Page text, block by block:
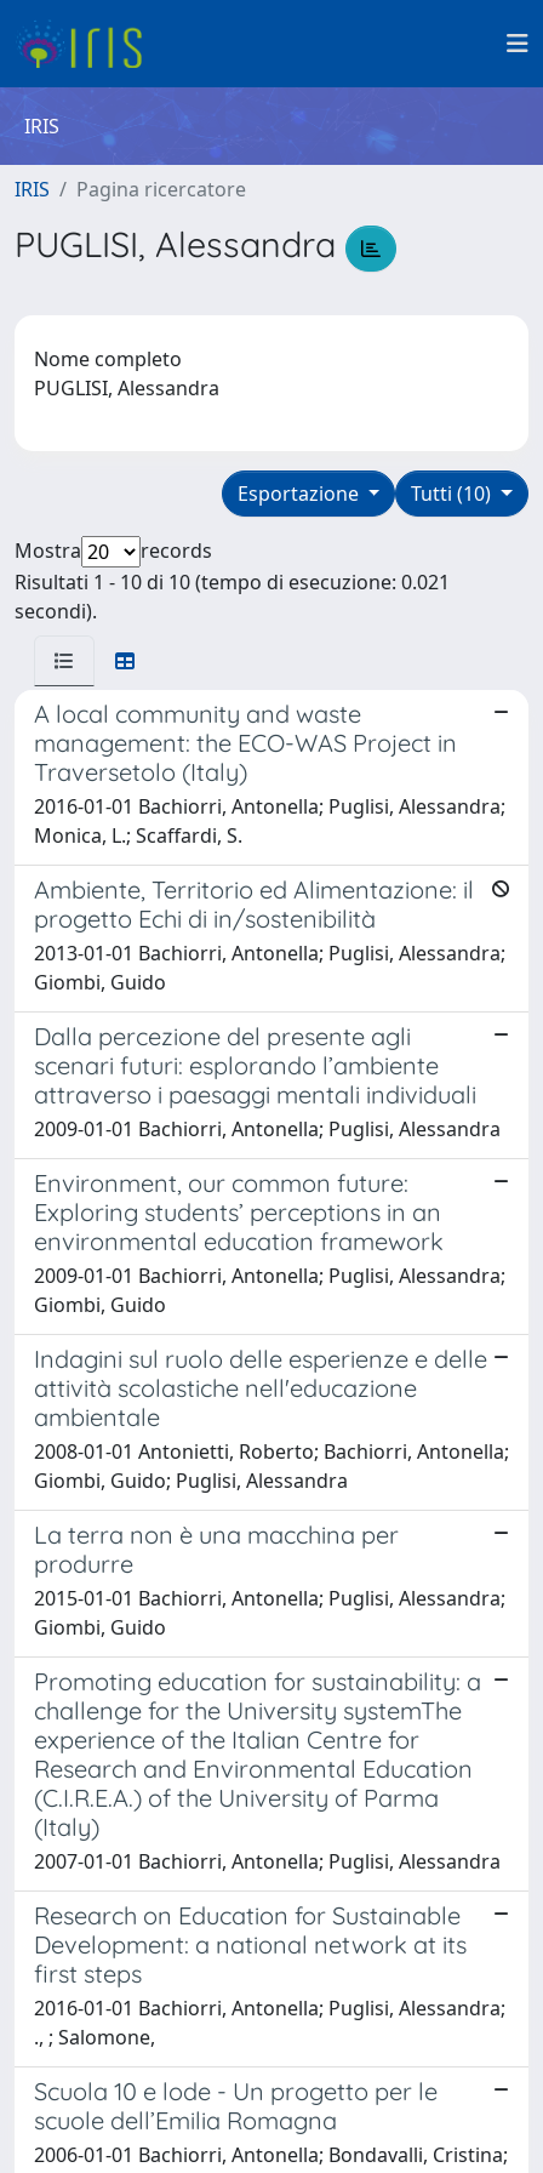
IRIS
IRIS Pagina ricercatore
PUGLISI, Alessandra
Nome completo
PUGLISI, Alessandra
Tutti (10)
Esportazione
Mostra
records
Risultati 1 - 10 di 10 (tempo di esecuzione: 0.021
secondi).
A local community and waste
management: the ECO-WAS Project in
Traversetolo (Italy)
2016-01-01 Bachiorri, Antonella; Puglisi, Alessandra;
Monica, L.; Scaffardi, S.
Ambiente, Territorio ed Alimentazione: il
progetto Echi di in/sostenibilità
2013-01-01 Bachiorri, Antonella; Puglisi, Alessandra;
Giombi, Guido
Dalla percezione del presente agli
scenari futuri: esplorando l’ambiente
attraverso i paesaggi mentali individuali
2009-01-01 Bachiorri, Antonella; Puglisi, Alessandra
Environment, our common future:
Exploring students’ perceptions in an
environmental education framework
2009-01-01 Bachiorri, Antonella; Puglisi, Alessandra;
Giombi, Guido
Indagini sul ruolo delle esperienze e delle
attività scolastiche nell'educazione
ambientale
2008-01-01 Antonietti, Roberto; Bachiorri, Antonella;
Giombi, Guido; Puglisi, Alessandra
La terra non è una macchina per
produrre
2015-01-01 Bachiorri, Antonella; Puglisi, Alessandra;
Giombi, Guido
Promoting education for sustainability: a
challenge for the University systemThe
experience of the Italian Centre for
Research and Environmental Education
(C.I.R.E.A.) of the University of Parma
(Italy)
2007-01-01 Bachiorri, Antonella; Puglisi, Alessandra
Research on Education for Sustainable
Development: a national network at its
first steps
2016-01-01 Bachiorri, Antonella; Puglisi, Alessandra;
., ; Salomone,
Scuola 10 e lode - Un progetto per le
scuole dell’Emilia Romagna
2006-01-01 Bachiorri, Antonella; Bondavalli, Cristina;